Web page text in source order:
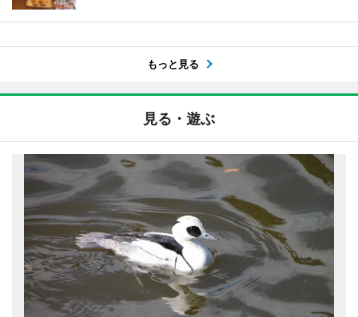
もっと見る
見る・遊ぶ